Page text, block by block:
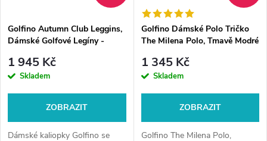
r
o
d
u
p
r
o
Golfino Autumn Club Leggins,
Dámské Golfové Legíny -
1 945 Kč
Skladem
ZOBRAZIT
Dámské kaliopky Golfino se
Golfino Dámské Polo Tričko
The Milena Polo, Tmavě Modré
1 345 Kč
Skladem
ZOBRAZIT
Golfino The Milena Polo,